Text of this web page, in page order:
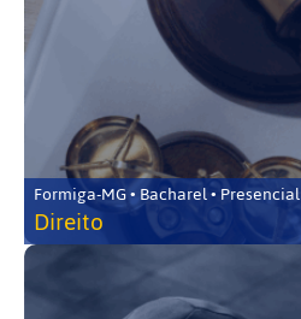
Formiga-MG • Bacharel • Presencial
Direito